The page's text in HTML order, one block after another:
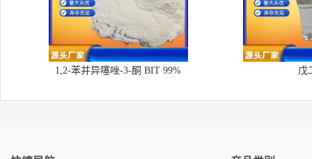
1,2-苯并异噻唑-3-酮 BIT 99% 戊